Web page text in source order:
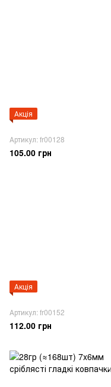
Акція
Артикул: fr00128
105.00 грн
Акція
Артикул: fr00152
112.00 грн